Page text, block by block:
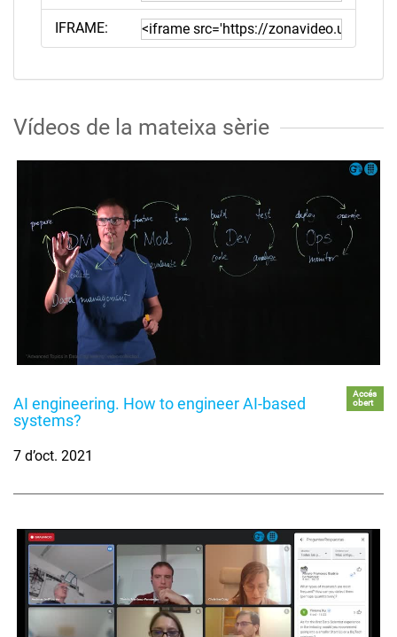
IFRAME:
Vídeos de la mateixa sèrie
AI engineering. How to engineer AI-based
systems?
Accés
obert
7 d’oct. 2021